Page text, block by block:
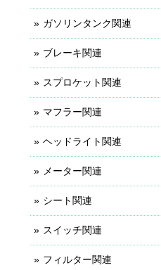
ガソリンタンク関連
ブレーキ関連
スプロケット関連
マフラー関連
ヘッドライト関連
メーター関連
シート関連
スイッチ関連
フィルター関連